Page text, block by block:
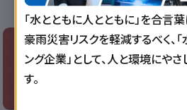
バ
「水とともに人とともに」を合言
豪雨災害リスクを軽減するべく、
ング企業」として、人と環境にや
す。